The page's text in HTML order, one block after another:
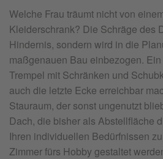
Welche Frau träumt nicht von
Kleiderschrank? Die Schräge des
Hindernis, sondern wird in die
maßgenauen Bau einbezogen.
Trempel mit Schränken und
auch die letzte Ecke erreichbar
Stauraum, der sonst ungenutzt
Dach, die bisher als Abstellfläche
Ihren individuellen Bedürfnissen
Zimmer fürs Hobby gestaltet